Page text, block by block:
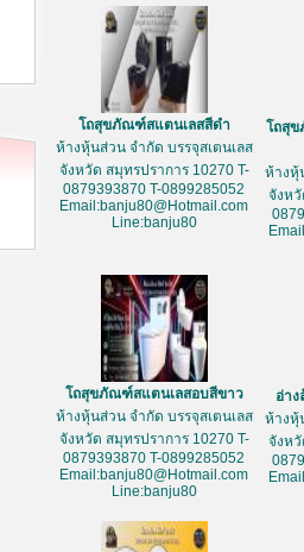
โถสุขภัณฑ์สแตนเลสสีดำ
ห้างหุ้นส่วน จำกัด บรรจุสเตนเลส
จังหวัด สมุทรปราการ 10270 T-
0879393870 T-0899285052
Email:banju80@Hotmail.com
Line:banju80
โถสุ
ห้างหุ้
จังห
โถสุขภัณฑ์สแตนเลสอบสีขาว
ห้างหุ้นส่วน จำกัด บรรจุสเตนเลส
จังหวัด สมุทรปราการ 10270 T-
0879393870 T-0899285052
Email:banju80@Hotmail.com
Line:banju80
อ่า
ห้างหุ้
จังห